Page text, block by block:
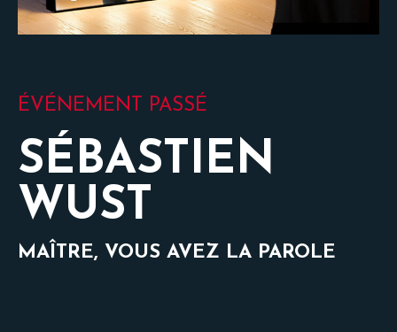
ÉVÉNEMENT PASSÉ
SÉBASTIEN
WUST
MAÎTRE, VOUS AVEZ LA PAROLE